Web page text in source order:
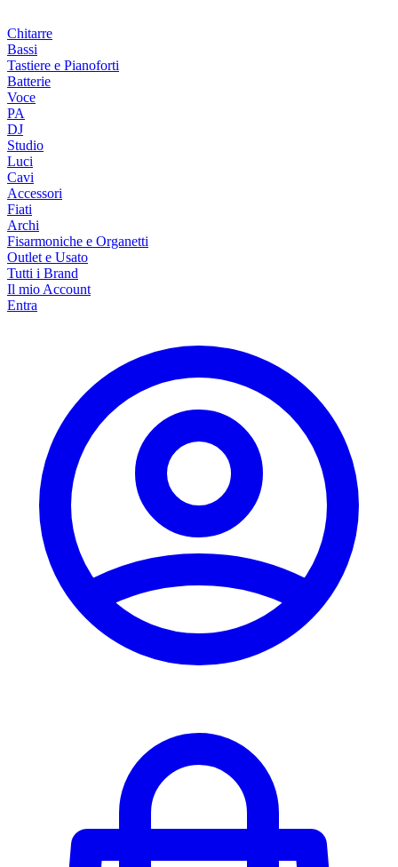
Chitarre
Bassi
Tastiere e Pianoforti
Batterie
Voce
PA
DJ
Studio
Luci
Cavi
Accessori
Fiati
Archi
Fisarmoniche e Organetti
Outlet e Usato
Tutti i Brand
Il mio Account
Entra